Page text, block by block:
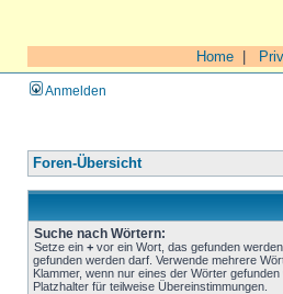
Home
Anmelden
Foren-Übersicht
Suche nach Wörtern:
Setze ein + vor ein Wort, das gefunden
gefunden werden darf. Verwende mehrere
Klammer, wenn nur eines der Wörter
Platzhalter für teilweise Übereinstimmungen.